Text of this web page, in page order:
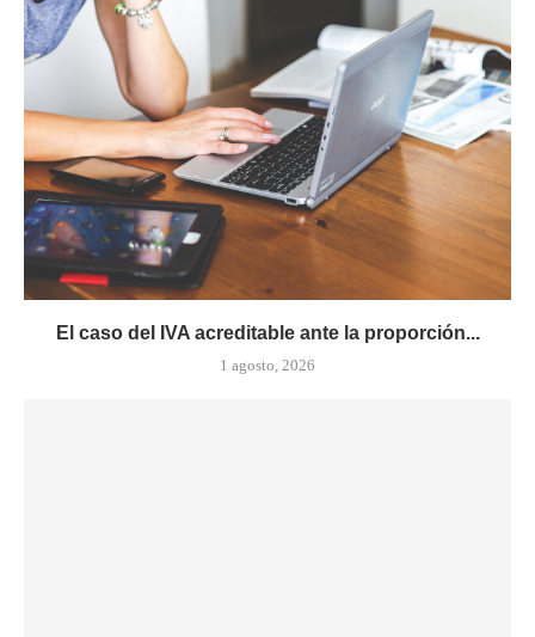
El caso del IVA acreditable ante la proporción...
1 agosto, 2026